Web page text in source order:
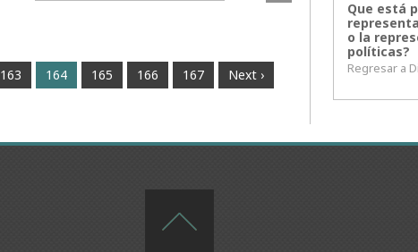
163 164 165 166 167 Next ›
Que está
o la
políticas?
Regresar a